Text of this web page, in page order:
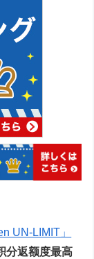
UN-LIMIT」
分返额度最高